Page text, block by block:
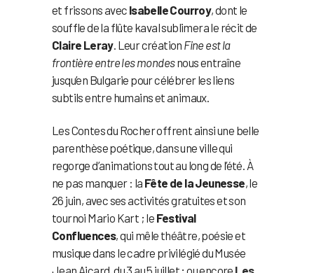
et frissons avec Isabelle Courroy, dont le
souffle de la flûte kaval sublimera le récit de
Claire Leray. Leur création Fine est la
frontière entre les mondesnous entraîne
jusqu’en Bulgarie pour célébrer les liens
subtils entre humains et animaux.
Les Contes du Rocher offrent ainsi une belle
parenthèse poétique, dans une ville qui
regorge d’animations tout au long de l’été. À
ne pas manquer : la Fête de la Jeunesse, le
26 juin, avec ses activités gratuites et son
tournoi Mario Kart ; le Festival
Confluences, qui mêle théâtre, poésie et
musique dans le cadre privilégié du Musée
Jean Aicard, du 3 au 5 juillet ; ou encore Les